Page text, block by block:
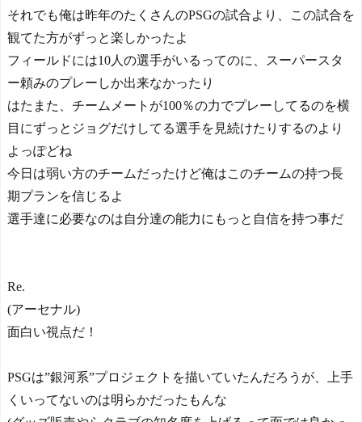
それでも俺は昨年のたくさんのPSGの試合より、この試合を
観てた方がずっと楽しかったよ
フィールドには10人の選手がいるってのに、スーパースタ
ー頼みのプレーしか出来なかったり
はたまた、チームメートが100％の力でプレーしてるのを横
目にずっとジョグだけしてる選手を見続けたりするのより
よっぽどね
今日は弱い方のチームだったけど俺はこのチームの持つ長
期プランを信じるよ
選手達に必要なのは自分達の能力にもっと自信を持つ事だ
Re.
(アーセナル)
面白い視点だ！
PSGは”銀河系”プロジェクトを描いていたんだろうが、上手
くいってないのは明らかだったもんな